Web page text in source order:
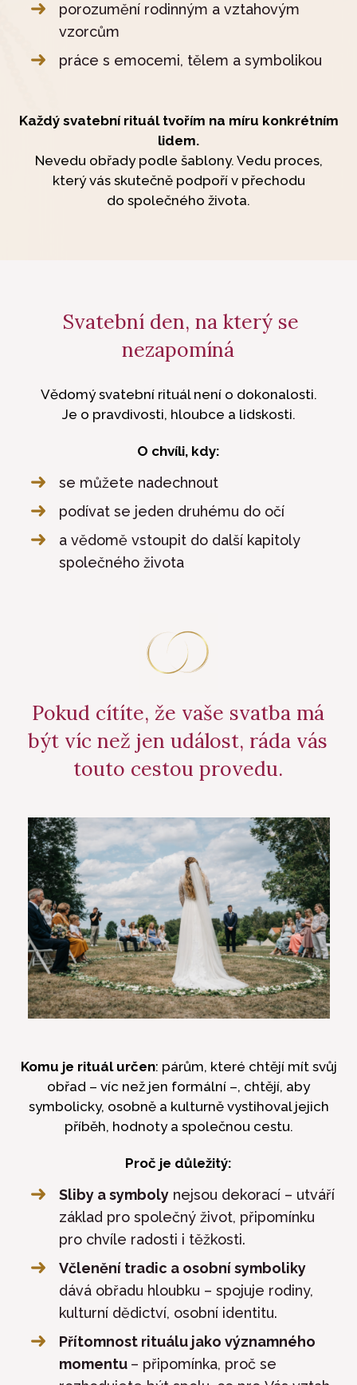
porozumění rodinným a vztahovým
vzorcům
práce s emocemi, tělem a symbolikou
Každý svatební rituál tvořím na míru konkrétním
lidem.
Nevedu obřady podle šablony. Vedu proces,
který vás skutečně podpoří v přechodu
do společného života.
Svatební den, na který se
nezapomíná
Vědomý svatební rituál není o dokonalosti.
Je o pravdivosti, hloubce a lidskosti.
O chvíli, kdy:
se můžete nadechnout
podívat se jeden druhému do očí
a vědomě vstoupit do další kapitoly
společného života
Pokud cítíte, že vaše svatba má
být víc než jen událost, ráda vás
touto cestou provedu.
Komu je rituál určen: párům, které chtějí mít svůj
obřad – víc než jen formální –, chtějí, aby
symbolicky, osobně a kulturně vystihoval jejich
příběh, hodnoty a společnou cestu.
Proč je důležitý:
Sliby a symboly nejsou dekorací – utváří
základ pro společný život, připomínku
pro chvíle radosti i těžkosti.
Včlenění tradic a osobní symboliky
dává obřadu hloubku – spojuje rodiny,
kulturní dědictví, osobní identitu.
Přítomnost rituálu jako významného
momentu – připomínka, proč se